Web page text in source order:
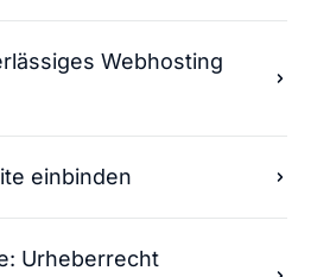
Webhosting
einbinden
Urheberrecht